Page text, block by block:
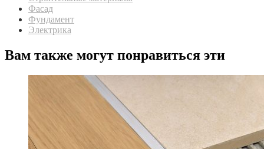
Фасад
Фундамент
Электрика
Вам также могут понравиться эти